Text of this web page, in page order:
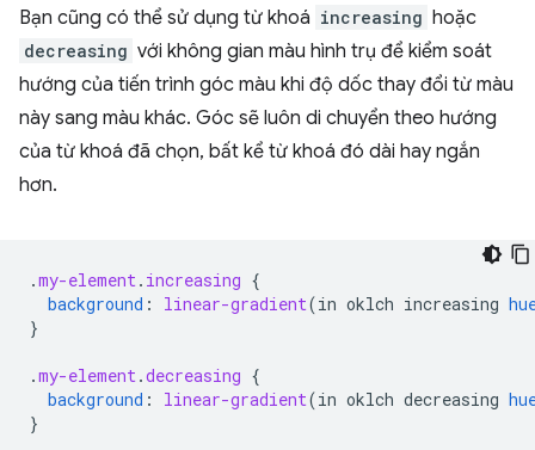
Bạn cũng có thể sử dụng từ khoá increasing hoặc
decreasing với không gian màu hình trụ để kiểm soát
hướng của tiến trình góc màu khi độ dốc thay đổi từ màu
này sang màu khác. Góc sẽ luôn di chuyển theo hướng
của từ khoá đã chọn, bất kể từ khoá đó dài hay ngắn
hơn.
.my-element. increasing {
background : linear-gradient(in oklch increasing
}
.my-element.decreasing {
background : linear-gradient(in oklch decreasing
}